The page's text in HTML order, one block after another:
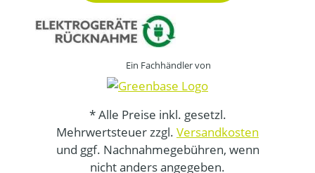
Ein Fachhändler von
* Alle Preise inkl. gesetzl.
Mehrwertsteuer zzgl. Versandkosten
und ggf. Nachnahmegebühren, wenn
nicht anders angegeben.